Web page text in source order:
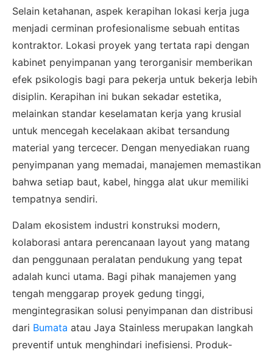
Selain ketahanan, aspek kerapihan lokasi kerja juga
menjadi cerminan profesionalisme sebuah entitas
kontraktor. Lokasi proyek yang tertata rapi dengan
kabinet penyimpanan yang terorganisir memberikan
efek psikologis bagi para pekerja untuk bekerja lebih
disiplin. Kerapihan ini bukan sekadar estetika,
melainkan standar keselamatan kerja yang krusial
untuk mencegah kecelakaan akibat tersandung
material yang tercecer. Dengan menyediakan ruang
penyimpanan yang memadai, manajemen memastikan
bahwa setiap baut, kabel, hingga alat ukur memiliki
tempatnya sendiri.
Dalam ekosistem industri konstruksi modern,
kolaborasi antara perencanaan layout yang matang
dan penggunaan peralatan pendukung yang tepat
adalah kunci utama. Bagi pihak manajemen yang
tengah menggarap proyek gedung tinggi,
mengintegrasikan solusi penyimpanan dan distribusi
dari Bumata atau Jaya Stainless merupakan langkah
preventif untuk menghindari inefisiensi. Produk-
SALES ASSISTANCE
Hubungi Tim Sales
Konsultasikan kebutuhan proyek Anda, dapatkan
estimasi cepat via WhatsApp.